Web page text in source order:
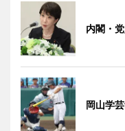
内閣・
岡山学